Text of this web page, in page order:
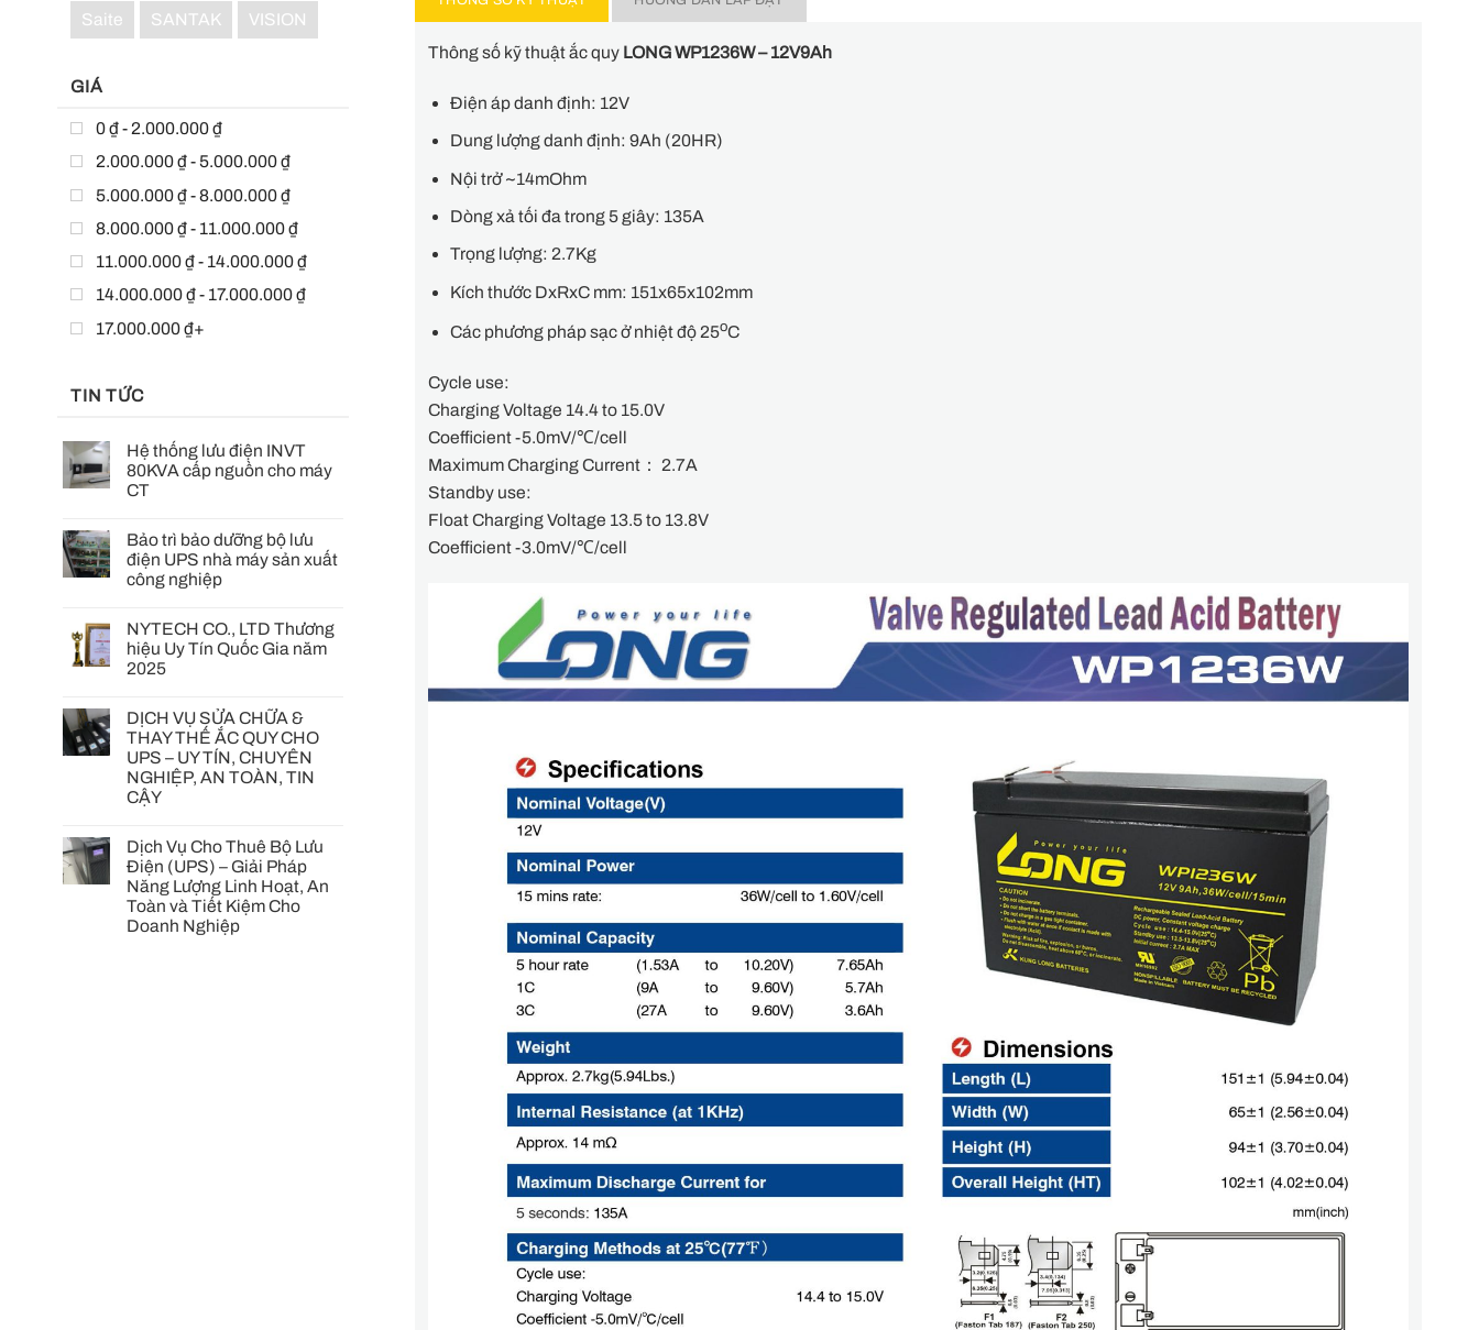
Saite SANTAK VISION
GIÁ
0 ₫ - 2.000.000 ₫
2.000.000 ₫ - 5.000.000 ₫
5.000.000 ₫ - 8.000.000 ₫
8.000.000 ₫ - 11.000.000 ₫
11.000.000 ₫ - 14.000.000 ₫
14.000.000 ₫ - 17.000.000 ₫
17.000.000 ₫+
TIN TỨC
Hệ thống lưu điện INVT
80KVA cấp nguồn cho máy
CT
Bảo trì bảo dưỡng bộ lưu
điện UPS nhà máy sản xuất
công nghiệp
NYTECH CO., LTD Thương
hiệu Uy Tín Quốc Gia năm
2025
DỊCH VỤ SỬA CHỮA &
THAY THẾ ẮC QUY CHO
UPS – UY TÍN, CHUYÊN
NGHIỆP, AN TOÀN, TIN
CẬY
Dịch Vụ Cho Thuê Bộ Lưu
Điện (UPS) – Giải Pháp
Năng Lượng Linh Hoạt, An
Toàn và Tiết Kiệm Cho
Doanh Nghiệp
Thông số kỹ thuật ắc quy LONG WP1236W – 12V9Ah
Điện áp danh định: 12V
Dung lượng danh định: 9Ah (20HR)
Nội trở ~14mOhm
Dòng xả tối đa trong 5 giây: 135A
Trọng lượng: 2.7Kg
Kích thước DxRxC mm: 151x65x102mm
Các phương pháp sạc ở nhiệt độ 25oC
Cycle use:
Charging Voltage 14.4 to 15.0V
Coefficient -5.0mV/℃/cell
Maximum Charging Current： 2.7A
Standby use:
Float Charging Voltage 13.5 to 13.8V
Coefficient -3.0mV/℃/cell